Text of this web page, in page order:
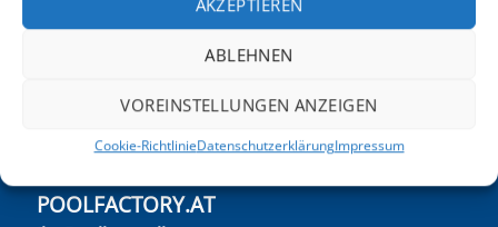
ABLEHNEN
VOREINSTELLUNGEN ANZEIGEN
Cookie-RichtlinieDatenschutzerklärungImpressum
ZUSÄTZLICHE INFORMATION
POOLFACTORY.AT